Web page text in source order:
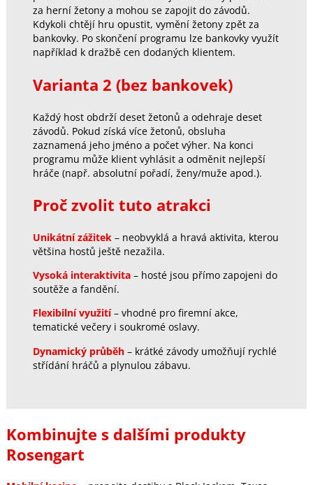
za herní žetony a mohou se zapojit do závodů.
Kdykoli chtějí hru opustit, vymění žetony zpět za
bankovky. Po skončení programu lze bankovky využít
například k dražbě cen dodaných klientem.
Varianta 2 (bez bankovek)
Každý host obdrží deset žetonů a odehraje deset
závodů. Pokud získá více žetonů, obsluha
zaznamená jeho jméno a počet výher. Na konci
programu může klient vyhlásit a odměnit nejlepší
hráče (např. absolutní pořadí, ženy/muže apod.).
Proč zvolit tuto atrakci
Unikátní zážitek– neobvyklá a hravá aktivita, kterou
většina hostů ještě nezažila.
Vysoká interaktivita– hosté jsou přímo zapojeni do
soutěže a fandění.
Flexibilní využití– vhodné pro firemní akce,
tematické večery i soukromé oslavy.
Dynamický průběh– krátké závody umožňují rychlé
střídání hráčů a plynulou zábavu.
Kombinujte s dalšími produkty
Rosengart